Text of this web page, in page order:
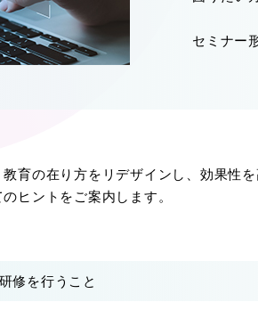
セミナー
育の在り方をリデザインし、効果性
ヒントをご案内します。
修を行うこと